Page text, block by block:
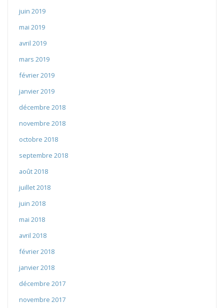
juin 2019
mai 2019
avril 2019
mars 2019
février 2019
janvier 2019
décembre 2018
novembre 2018
octobre 2018
septembre 2018
août 2018
juillet 2018
juin 2018
mai 2018
avril 2018
février 2018
janvier 2018
décembre 2017
novembre 2017